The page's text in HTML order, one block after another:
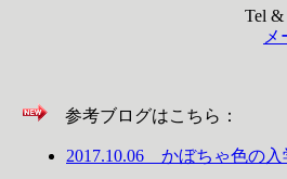
Tel &
メ
参考ブログはこちら：
2017.10.06 かぼちゃ色の入